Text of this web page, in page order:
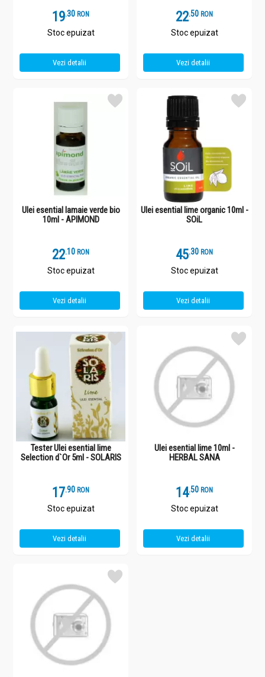
19.3 RON
Stoc epuizat
Vezi detalii
22.5 RON
Stoc epuizat
Vezi detalii
Ulei esential lamaie verde bio
10ml - APIMOND
22.1 RON
Stoc epuizat
Vezi detalii
Ulei esential lime organic 10ml -
SOiL
45.3 RON
Stoc epuizat
Vezi detalii
Tester Ulei esential lime
Selection d`Or 5ml - SOLARIS
17.9 RON
Stoc epuizat
Vezi detalii
Ulei esential lime 10ml -
HERBAL SANA
14.5 RON
Stoc epuizat
Vezi detalii